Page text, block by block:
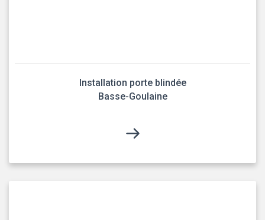
Installation porte blindée
Basse-Goulaine